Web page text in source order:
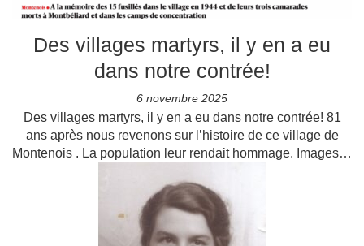
Des villages martyrs, il y en a eu
dans notre contrée!
6 novembre 2025
Des villages martyrs, il y en a eu dans notre contrée! 81
ans après nous revenons sur l’histoire de ce village de
Montenois . La population leur rendait hommage. Images…